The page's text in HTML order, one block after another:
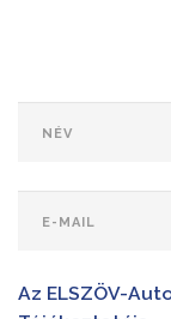
Az ELSZÖV-